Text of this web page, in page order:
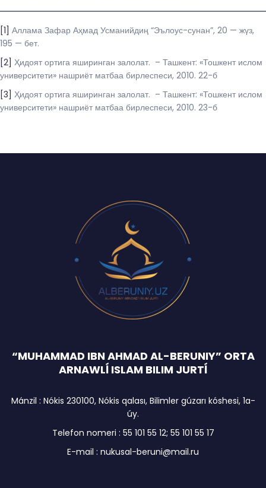
[1] Аллама Зафар Аҳмад Усманийдиң “Эълоус-сунан”, 20 — жүз,
195 — бет.
[2] Ҳидоят ортига яширинган залолат. – Ташкент: «Тошкент ислом
университети» нашриёт матбаа бирлеспеси, 2010. 22-б
[3] Ҳидоят ортига яширинган залолат. – Ташкент: «Тошкент ислом
университети» нашриёт матбаа бирлеспеси, 2010. 23-б
“MUHAMMAD IBN AHMAD AL-BERUNIY” ORTA
ARNAWLĺ ISLAM BILIM JURTĺ
Mánzil : Nókis 230100, Nókis qalası, Bilimler gúzarı kóshesi, 1a-
úy.
Telefon nomeri : 55 101 55 12; 55 101 55 17
E-mail : nukusal-beruni@mail.ru